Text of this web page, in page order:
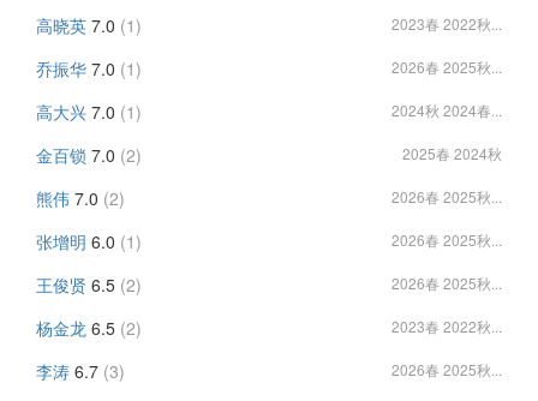
高晓英 7.0 (1) 2023春 2022秋...
乔振华 7.0 (1) 2026春 2025秋...
高大兴 7.0 (1) 2024秋 2024春...
金百锁 7.0 (2) 2025春 2024秋
熊伟 7.0 (2) 2026春 2025秋...
张增明 6.0 (1) 2026春 2025秋...
王俊贤 6.5 (2) 2026春 2025秋...
杨金龙 6.5 (2) 2023春 2022秋...
李涛 6.7 (3) 2026春 2025秋...